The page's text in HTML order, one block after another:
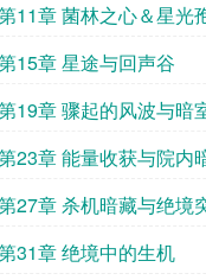
11章 菌林之心＆星光
15章 星途与回声谷
19章 骤起的风波与暗
23章 能量收获与院内
27章 杀机暗藏与绝境
31章 绝境中的生机